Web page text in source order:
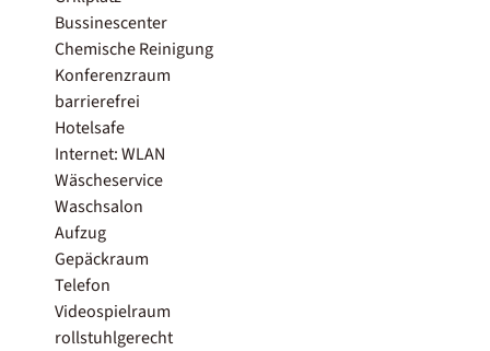
Bussinescenter
Chemische Reinigung
Konferenzraum
barrierefrei
Hotelsafe
Internet: WLAN
Wäscheservice
Waschsalon
Aufzug
Gepäckraum
Telefon
Videospielraum
rollstuhlgerecht